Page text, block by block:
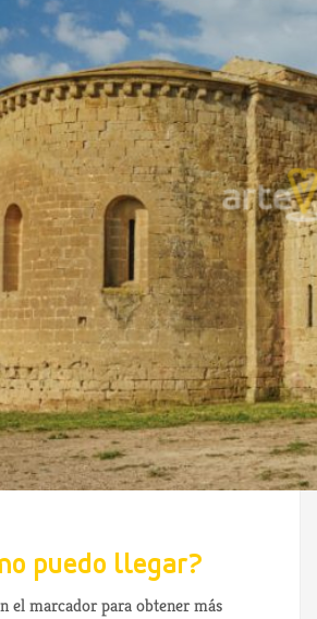
puedo llegar?
el marcador para obtener más